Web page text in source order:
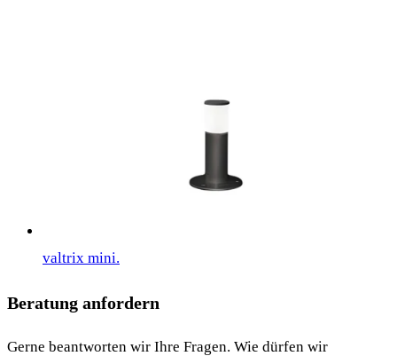
valtrix mini.
Beratung anfordern
Gerne beantworten wir Ihre Fragen. Wie dürfen wir